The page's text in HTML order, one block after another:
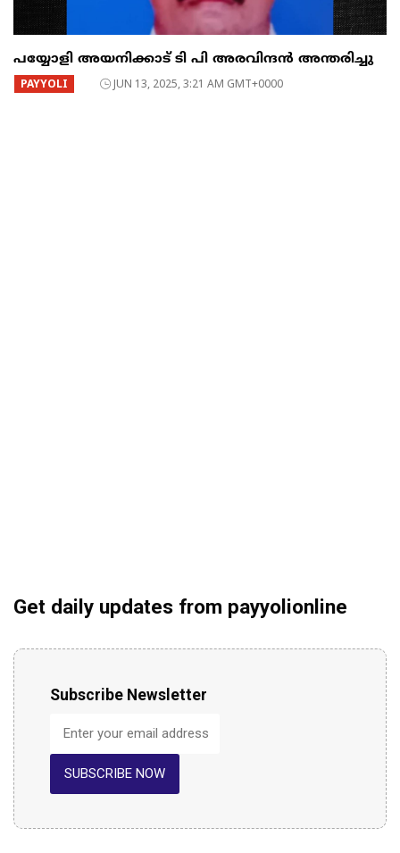
പയ്യോളി അയനിക്കാട് ടി പി അരവിന്ദൻ അന്തരിച്ചു
PAYYOLI JUN 13, 2025, 3:21 AM GMT+0000
Get daily updates from payyolionline
Subscribe Newsletter
SUBSCRIBE NOW